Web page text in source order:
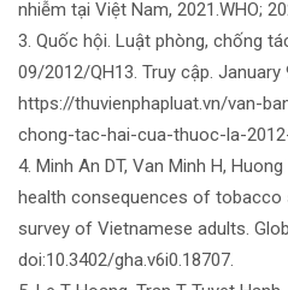
nhiễm tại Việt Nam, 2021.WHO;
3. Quốc hội. Luật phòng, chống
09/2012/QH13. Truy cập. January
https://thuvienphapluat.vn/van-
chong-tac-hai-cua-thuoc-la-
4. Minh An DT, Van Minh H,
health consequences of
survey of Vietnamese adults.
doi:10.3402/gha.v6i0.18707.